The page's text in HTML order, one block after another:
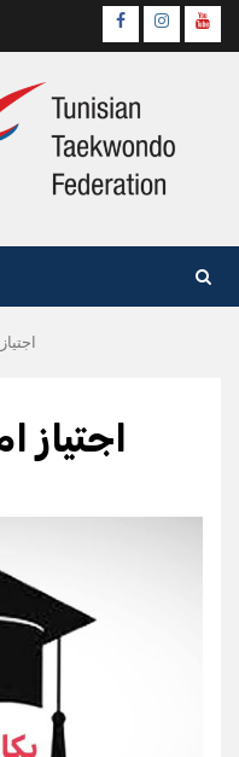
Page
Officielle
Instagram
اجتياز